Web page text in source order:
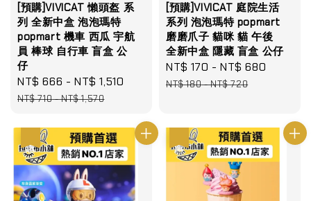
[預購]VIVICAT 懶頭盔 系
列 全新中盒 泡泡瑪特
popmart 機車 西瓜 宇航
員 棒球 自行車 盲盒 公
仔
Sale
price
NT$ 666 -NT$ 1,510
Regular
NT$ 710-NT$ 1,570
[預購]VIVICAT 庭院生活
系列 泡泡瑪特 popmart
磨磨爪子 貓咪 貓 午後
全新中盒 隱藏 盲盒 公仔
Sale
price
NT$ 170 -NT$ 680
NT$ 180-NT$ 720